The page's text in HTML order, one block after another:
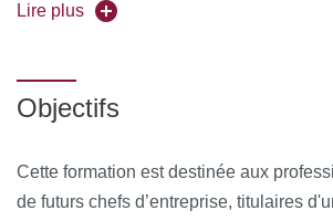
Responsable pédagogique :
C@nditOnLine
Lire plus
Objectifs
Cette formation est destinée aux
de futurs chefs d’entreprise, titulaires